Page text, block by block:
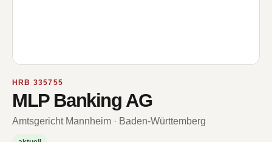
HRB 335755
MLP Banking AG
Amtsgericht Mannheim · Baden-Württemberg